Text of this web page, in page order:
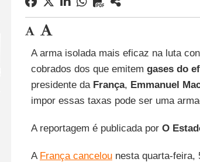
A arma isolada mais eficaz na luta
cobrados dos que emitem gases do
presidente da França, Emmanuel
impor essas taxas pode ser uma
A reportagem é publicada por O
A França cancelounesta quarta-feira,